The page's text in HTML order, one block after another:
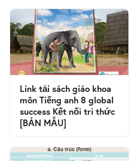
Link tải sách giáo khoa
môn Tiếng anh 8 global
success Kết nối tri thức
[BẢN MẪU]